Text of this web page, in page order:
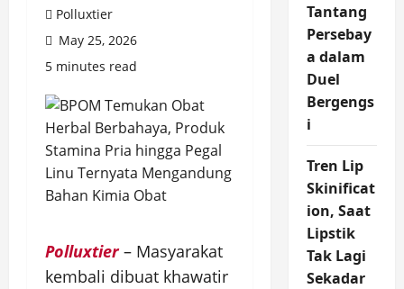
Polluxtier
May 25, 2026
5 minutes read
Polluxtier– Masyarakat
kembali dibuat khawatir
Tantang
Persebay
a dalam
Duel
Bergengs
i
Tren Lip
Skinificat
ion, Saat
Lipstik
Tak Lagi
Sekadar